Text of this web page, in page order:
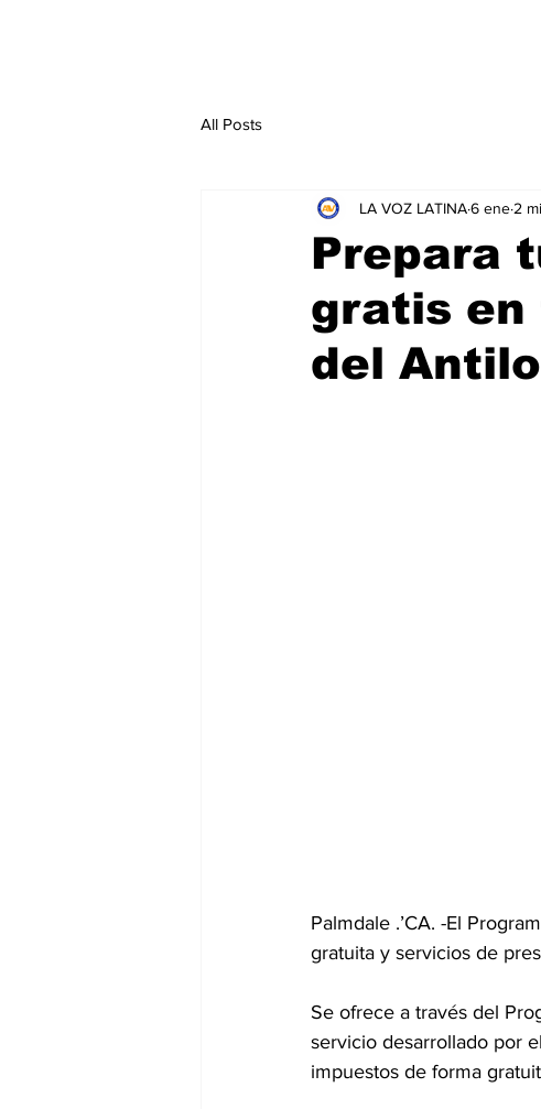
All Posts
Prepara
gratis en
del
LA VOZ LATINA6 ene 2
Palmdale .’CA. -El
gratuita y servicios de
Se ofrece a través del
servicio desarrollado por
impuestos de forma